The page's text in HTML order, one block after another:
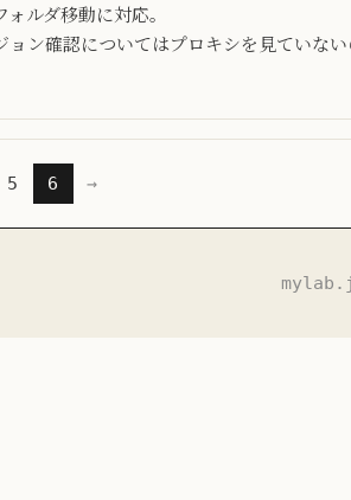
ルダ移動に対応。
確認についてはプロキシを見ていない
5 6 →